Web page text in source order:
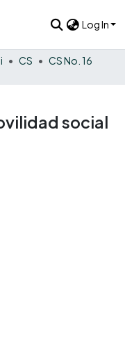
Log In
CS
CS No. 16
social